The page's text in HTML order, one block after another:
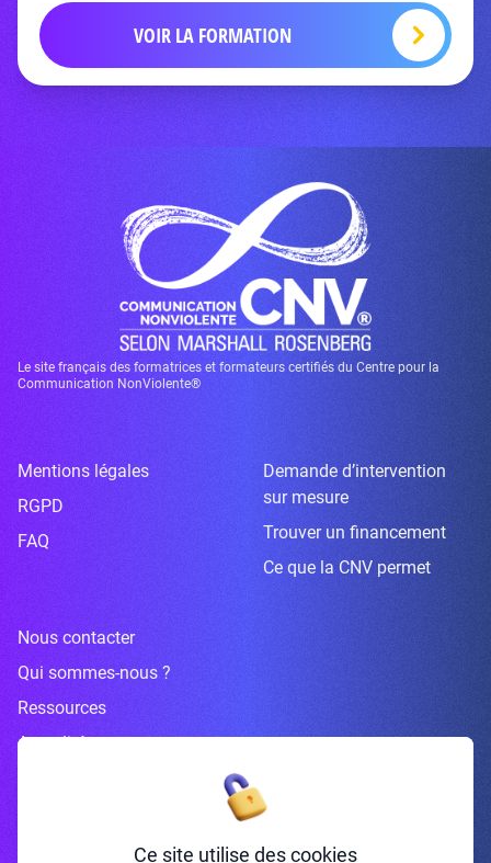
VOIR LA FORMATION
Le site français des formatrices et formateurs certifiés du Centre pour la
Communication NonViolente®
Mentions légales
RGPD
FAQ
Demande d’intervention
sur mesure
Trouver un financement
Ce que la CNV permet
Nous contacter
Qui sommes-nous ?
Ressources
Actualités
Inscrivez-vous à la newsletter
Ce site utilise des cookies